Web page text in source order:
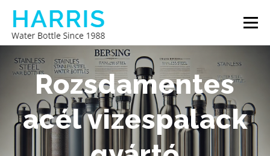
Tovább
tartalomhoz
Menü
HARRIS VIZES PALACK RÓLUNK
VEGYE FEL VELÜNK A KAPCSOLATOT
Rozsdamentes
acél vizespalack